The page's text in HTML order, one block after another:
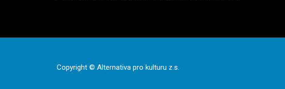
Copyright © Alternativa pro kulturu z.s.